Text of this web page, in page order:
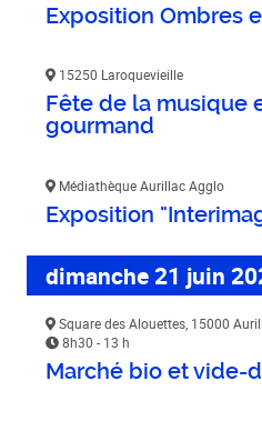
Exposition Ombres
15250 Laroquevieille
Fête de la musique
gourmand
Médiathèque Aurillac Agglo
Exposition
dimanche 21 juin
Square des Alouettes, 15000
8h30 - 13 h
Marché bio et vide-